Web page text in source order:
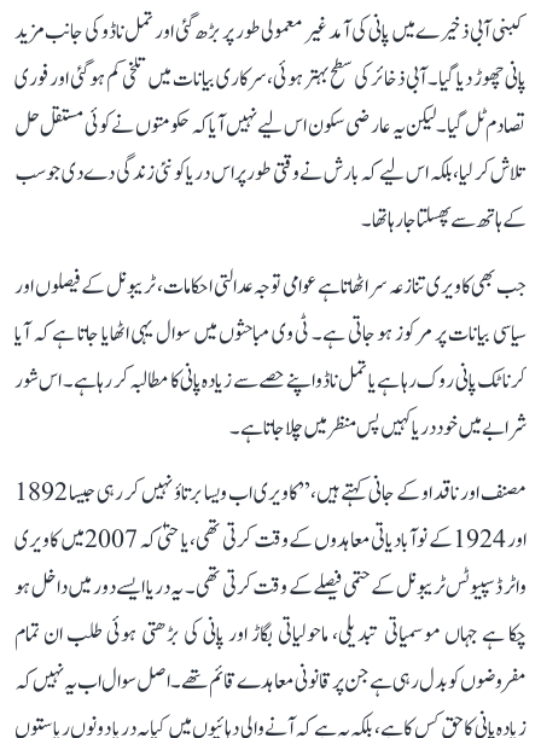
کبنی آبی ذخیرے میں پانی کی آمد غیر معمولی طور پر بڑھ گئی اور تمل ناڈو کی جانب مزید
پانی چھوڑ دیا گیا۔ آبی ذخائر کی سطح بہتر ہوئی، سرکاری بیانات میں تلخی کم ہو گئی اور فوری
تصادم ٹل گیا۔ لیکن یہ عارضی سکون اس لیے نہیں آیا کہ حکومتوں نے کوئی مستقل حل
تلاش کر لیا، بلکہ اس لیے کہ بارش نے وقتی طور پر اس دریا کو نئی زندگی دے دی جو سب
کے ہاتھ سے پھسلتا جا رہا تھا۔
جب بھی کاویری تنازعہ سر اٹھاتا ہے عوامی توجہ عدالتی احکامات، ٹریبونل کے فیصلوں اور
سیاسی بیانات پر مرکوز ہو جاتی ہے۔ ٹی وی مباحثوں میں سوال یہی اٹھایا جاتا ہے کہ آیا
کرناٹک پانی روک رہا ہے یا تمل ناڈو اپنے حصے سے زیادہ پانی کا مطالبہ کر رہا ہے۔ اس شور
شرابے میں خود دریا کہیں پس منظر میں چلا جاتا ہے۔
مصنف اور ناقد او کے جانی کہتے ہیں، ’’کاویری اب ویسا برتاؤ نہیں کر رہی جیسا 1892
اور 1924 کے نوآبادیاتی معاہدوں کے وقت کرتی تھی، یا حتیٰ کہ 2007 میں کاویری
واٹر ڈسپیوٹس ٹریبونل کے حتمی فیصلے کے وقت کرتی تھی۔ یہ دریا ایسے دور میں داخل ہو
چکا ہے جہاں موسمیاتی تبدیلی، ماحولیاتی بگاڑ اور پانی کی بڑھتی ہوئی طلب ان تمام
مفروضوں کو بدل رہی ہے جن پر قانونی معاہدے قائم تھے۔ اصل سوال اب یہ نہیں کہ
زیادہ پانی کا حق کس کا ہے، بلکہ یہ ہے کہ آنے والی دہائیوں میں کیا یہ دریا دونوں ریاستوں